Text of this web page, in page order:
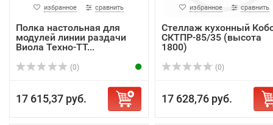
избранное сравнить
Полка настольная для
модулей линии раздачи
Виола Техно-ТТ...
(0)
17 615,37 руб.
избранное сравнить
Стеллаж кухонный
СКТПР-85/35 (высота
1800)
(0)
17 628,76 руб.